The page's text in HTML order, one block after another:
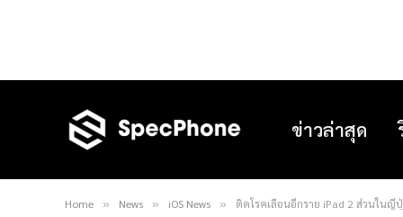
ข่าวล่าสุด
Home » News » iOS News » ติดโรคเลื่อนอีกราย iPad 2 ส่วนในญี่